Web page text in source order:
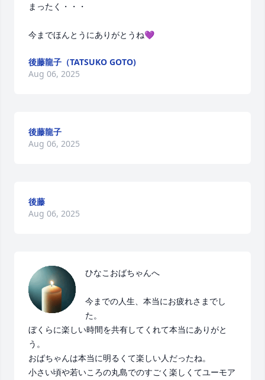
まったく・・・
今までほんとうにありがとうね💜
後藤龍子（TATSUKO GOTO)
Aug 06, 2025
後藤龍子
Aug 06, 2025
後藤
Aug 06, 2025
ひなこおばちゃんへ
今までの人生、本当にお疲れさまでし
た。
ぼくらに楽しい時間を共有してくれて本当にありがと
う。
おばちゃんは本当に明るくて楽しい人だったね。
小さい頃や若いころの丸島でのすごく楽しくてユーモア